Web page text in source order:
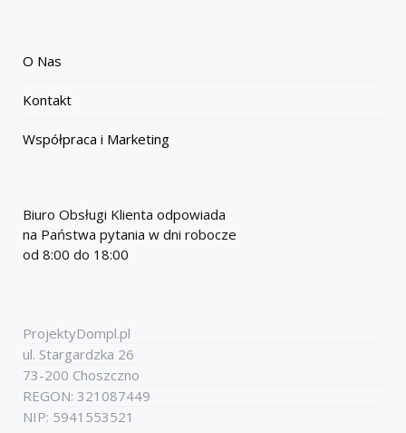
O Nas
Kontakt
Współpraca i Marketing
Biuro Obsługi Klienta odpowiada
na Państwa pytania w dni robocze
od 8:00 do 18:00
ProjektyDompl.pl
ul. Stargardzka 26
73-200 Choszczno
REGON: 321087449
NIP: 5941553521